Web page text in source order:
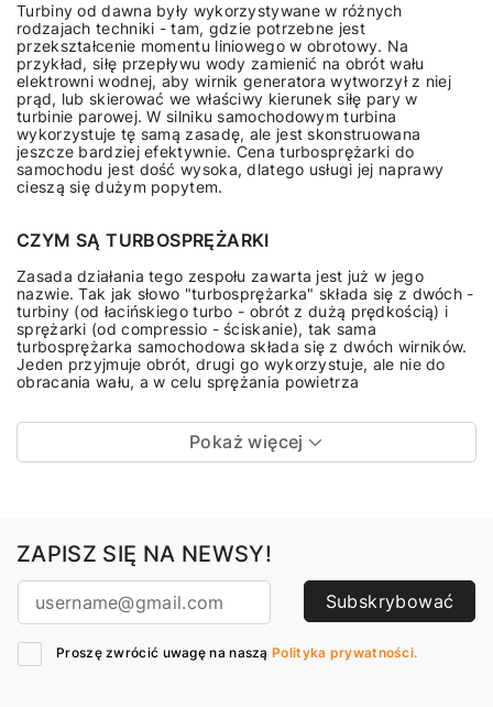
Turbiny od dawna były wykorzystywane w różnych
rodzajach techniki - tam, gdzie potrzebne jest
przekształcenie momentu liniowego w obrotowy. Na
przykład, siłę przepływu wody zamienić na obrót wału
elektrowni wodnej, aby wirnik generatora wytworzył z niej
prąd, lub skierować we właściwy kierunek siłę pary w
turbinie parowej. W silniku samochodowym turbina
wykorzystuje tę samą zasadę, ale jest skonstruowana
jeszcze bardziej efektywnie. Cena turbosprężarki do
samochodu jest dość wysoka, dlatego usługi jej naprawy
cieszą się dużym popytem.
CZYM SĄ TURBOSPRĘŻARKI
Zasada działania tego zespołu zawarta jest już w jego
nazwie. Tak jak słowo "turbosprężarka" składa się z dwóch -
turbiny (od łacińskiego turbo - obrót z dużą prędkością) i
sprężarki (od compressio - ściskanie), tak sama
turbosprężarka samochodowa składa się z dwóch wirników.
Jeden przyjmuje obrót, drugi go wykorzystuje, ale nie do
obracania wału, a w celu sprężania powietrza
Pokaż więcej
ZAPISZ SIĘ NA NEWSY!
Subskrybować
Proszę zwrócić uwagę na naszą Polityka prywatności.